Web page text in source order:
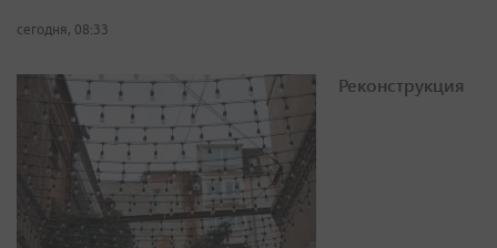
сегодня, 08:33
Реконструкция